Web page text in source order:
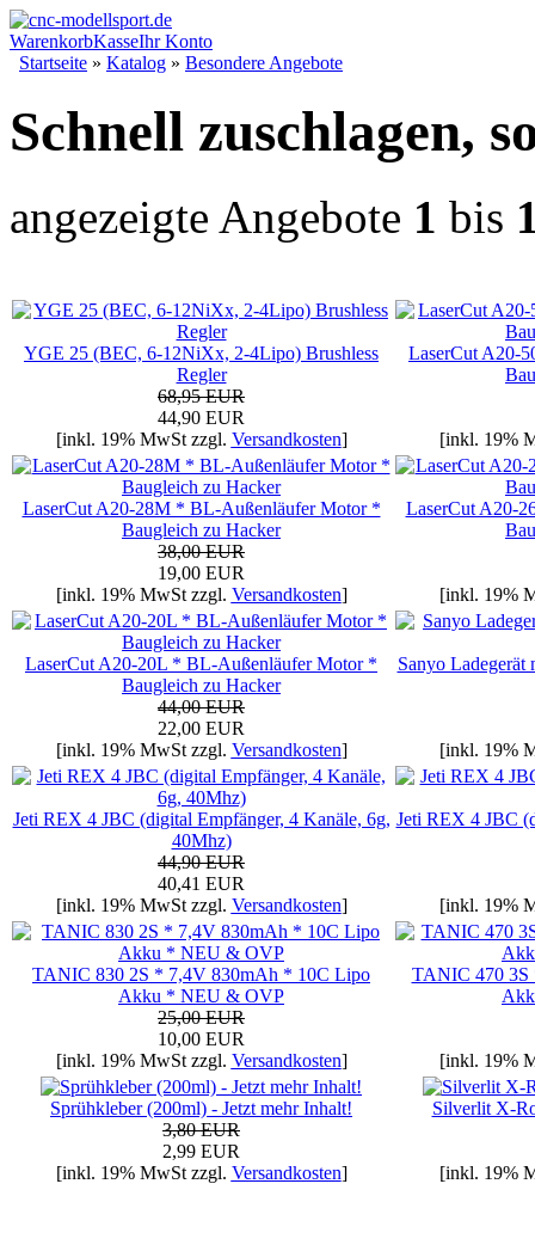
WarenkorbKasseIhr Konto
Startseite » Katalog » Besondere Angebote
Schnell zuschlagen,
angezeigte Angebote 1 bis
YGE 25 (BEC, 6-12NiXx, 2-4Lipo) Brushless
Regler
68,95 EUR
44,90 EUR
[inkl. 19% MwSt zzgl. Versandkosten]
LaserCut A20-
[inkl. 19%
LaserCut A20-28M * BL-Außenläufer Motor *
Baugleich zu Hacker
38,00 EUR
19,00 EUR
[inkl. 19% MwSt zzgl. Versandkosten]
LaserCut A20-
[inkl. 19%
LaserCut A20-20L * BL-Außenläufer Motor *
Baugleich zu Hacker
44,00 EUR
22,00 EUR
[inkl. 19% MwSt zzgl. Versandkosten]
Sanyo
[inkl. 19%
Jeti REX 4 JBC (digital Empfänger, 4 Kanäle, 6g,
40Mhz)
44,90 EUR
40,41 EUR
[inkl. 19% MwSt zzgl. Versandkosten]
Jeti REX 4 JBC
[inkl. 19%
TANIC 830 2S * 7,4V 830mAh * 10C Lipo
Akku * NEU & OVP
25,00 EUR
10,00 EUR
[inkl. 19% MwSt zzgl. Versandkosten]
TANIC 470
[inkl. 19%
Sprühkleber (200ml) - Jetzt mehr Inhalt!
3,80 EUR
2,99 EUR
[inkl. 19% MwSt zzgl. Versandkosten]
Silverlit X-
[inkl. 19%